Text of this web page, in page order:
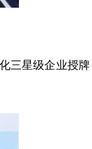
三星级企业授